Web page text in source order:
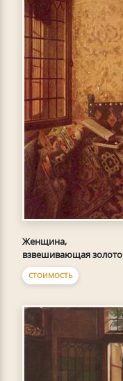
Женщина,
взвешивающая золото
СТОИМОСТЬ